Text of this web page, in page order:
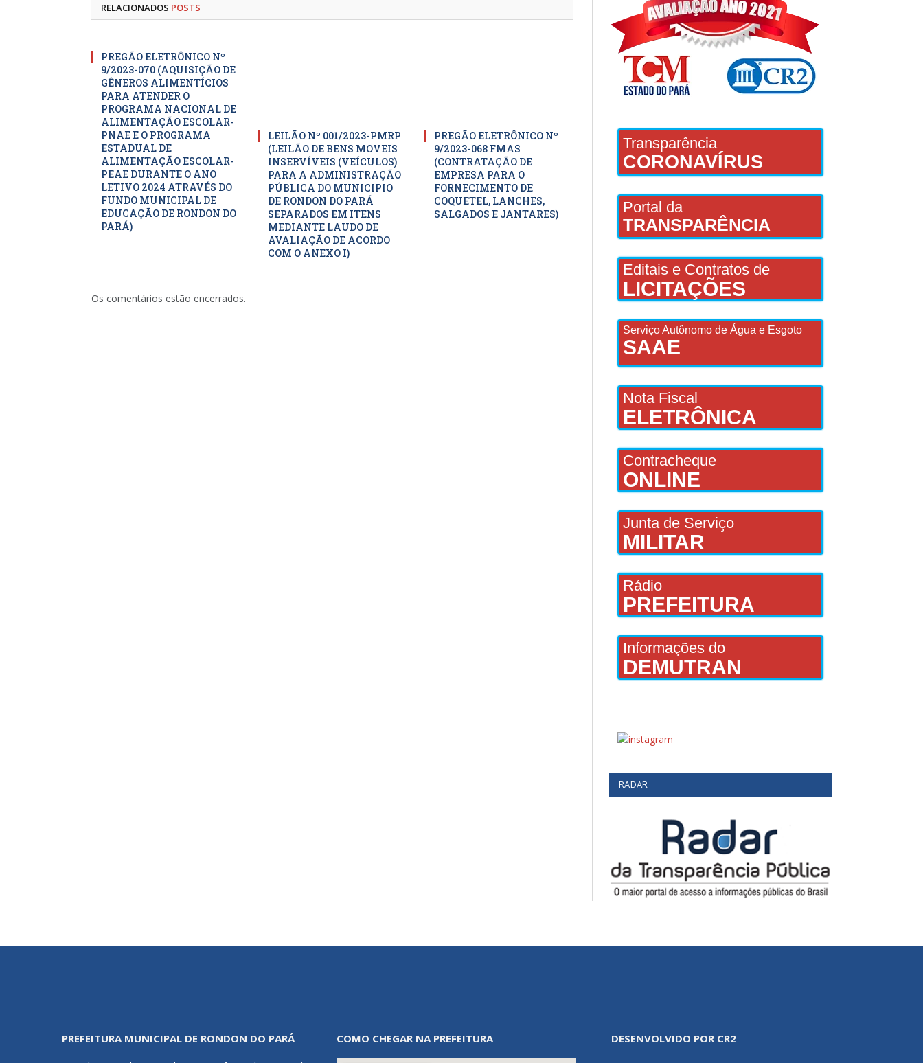
RELACIONADOS POSTS
PREGÃO ELETRÔNICO Nº
9/2023-070 (AQUISIÇÃO DE
GÊNEROS ALIMENTÍCIOS
PARA ATENDER O
PROGRAMA NACIONAL DE
ALIMENTAÇÃO ESCOLAR-
PNAE E O PROGRAMA
ESTADUAL DE
ALIMENTAÇÃO ESCOLAR-
PEAE DURANTE O ANO
LETIVO 2024 ATRAVÉS DO
FUNDO MUNICIPAL DE
EDUCAÇÃO DE RONDON DO
PARÁ)
LEILÃO Nº 001/2023-PMRP
(LEILÃO DE BENS MOVEIS
INSERVÍVEIS (VEÍCULOS)
PARA A ADMINISTRAÇÃO
PÚBLICA DO MUNICIPIO
DE RONDON DO PARÁ
SEPARADOS EM ITENS
MEDIANTE LAUDO DE
AVALIAÇÃO DE ACORDO
COM O ANEXO I)
PREGÃO ELETRÔNICO Nº
9/2023-068 FMAS
(CONTRATAÇÃO DE
EMPRESA PARA O
FORNECIMENTO DE
COQUETEL, LANCHES,
SALGADOS E JANTARES)
Os comentários estão encerrados.
Transparência
CORONAVÍRUS
Portal da
TRANSPARÊNCIA
Editais e Contratos de
LICITAÇÕES
Serviço Autônomo de Água e Esgoto
SAAE
Nota Fiscal
ELETRÔNICA
Contracheque
ONLINE
Junta de Serviço
MILITAR
Rádio
PREFEITURA
Informações do
DEMUTRAN
RADAR
PREFEITURA MUNICIPAL DE RONDON DO PARÁ
COMO CHEGAR NA PREFEITURA DESENVOLVIDO POR CR2